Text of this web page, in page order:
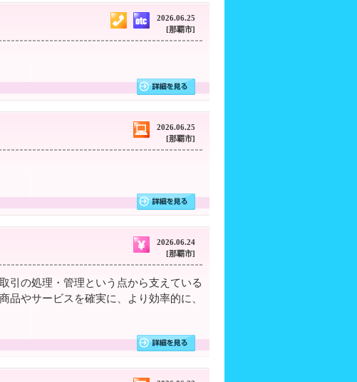
2026.06.25
[那覇市]
2026.06.25
[那覇市]
2026.06.24
[那覇市]
引の処理・管理という点から支えている
やサービスを確実に、より効率的に、